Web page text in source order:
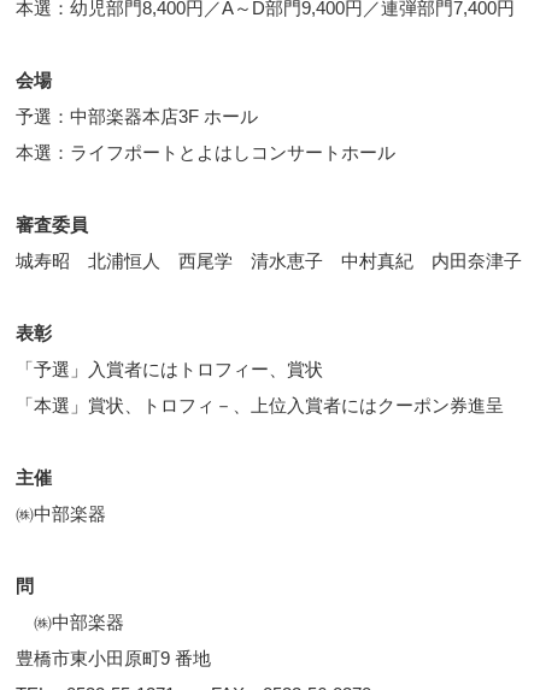
本選：幼児部門8,400円／A～D部門9,400円／連弾部門7,400円
会場
予選：中部楽器本店3F ホール
本選：ライフポートとよはしコンサートホール
審査委員
城寿昭 北浦恒人 西尾学 清水恵子 中村真紀 内田奈津子
表彰
「予選」入賞者にはトロフィー、賞状
「本選」賞状、トロフィ－、上位入賞者にはクーポン券進呈
主催
㈱中部楽器
問
㈱中部楽器
豊橋市東小田原町9 番地